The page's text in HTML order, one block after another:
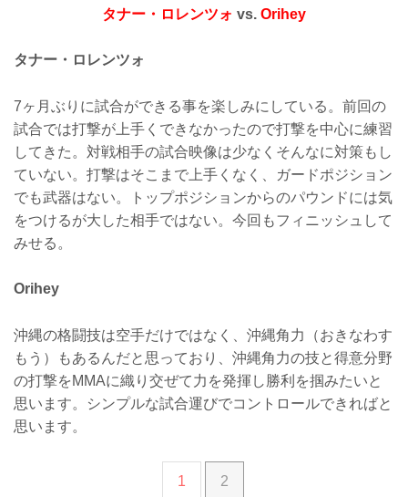
タナー・ロレンツォ vs. Orihey
タナー・ロレンツォ
7ヶ月ぶりに試合ができる事を楽しみにしている。前回の
試合では打撃が上手くできなかったので打撃を中心に練習
してきた。対戦相手の試合映像は少なくそんなに対策もし
ていない。打撃はそこまで上手くなく、ガードポジション
でも武器はない。トップポジションからのパウンドには気
をつけるが大した相手ではない。今回もフィニッシュして
みせる。
Orihey
沖縄の格闘技は空手だけではなく、沖縄角力（おきなわす
もう）もあるんだと思っており、沖縄角力の技と得意分野
の打撃をMMAに織り交ぜて力を発揮し勝利を掴みたいと
思います。シンプルな試合運びでコントロールできればと
思います。
1 2